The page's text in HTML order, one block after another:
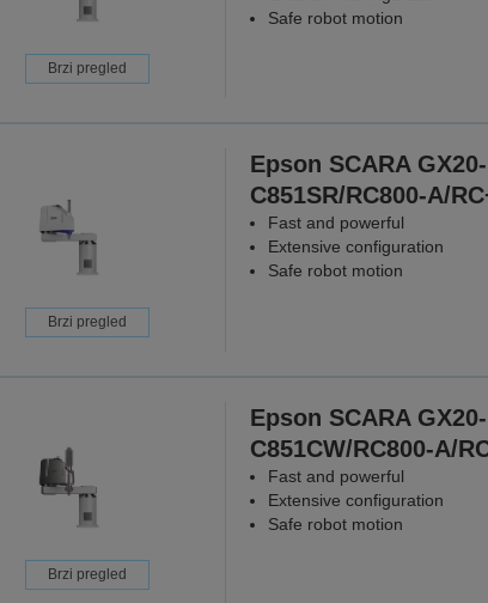
Brzi pregled
Safe robot motion
Brzi pregled
Epson SCARA GX20-
C851SR/RC800-A/
Fast and powerful
Extensive configuration
Safe robot motion
Brzi pregled
Epson SCARA GX20-
C851CW/RC800-A/
Fast and powerful
Extensive configuration
Safe robot motion